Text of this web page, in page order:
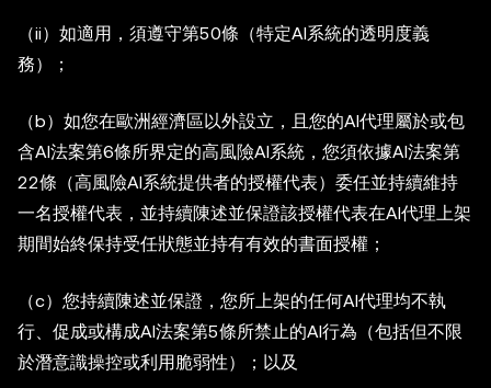
（ii）如適用，須遵守第50條（特定AI系統的透明度義
務）；
（b）如您在歐洲經濟區以外設立，且您的AI代理屬於或包
含AI法案第6條所界定的高風險AI系統，您須依據AI法案第
22條（高風險AI系統提供者的授權代表）委任並持續維持
一名授權代表，並持續陳述並保證該授權代表在AI代理上架
期間始終保持受任狀態並持有有效的書面授權；
（c）您持續陳述並保證，您所上架的任何AI代理均不執
行、促成或構成AI法案第5條所禁止的AI行為（包括但不限
於潛意識操控或利用脆弱性）；以及